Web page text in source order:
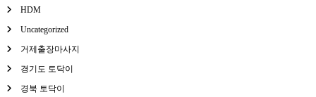
HDM
Uncategorized
거제출장마사지
경기도 토닥이
경북 토닥이